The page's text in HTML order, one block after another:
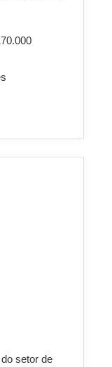
setor de